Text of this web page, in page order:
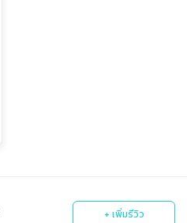
+ เพิ่มรีวิว